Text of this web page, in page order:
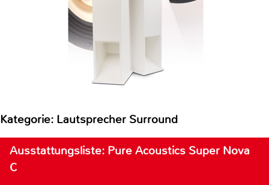
Kategorie: Lautsprecher Surround
Ausstattungsliste: Pure Acoustics Super Nova
C